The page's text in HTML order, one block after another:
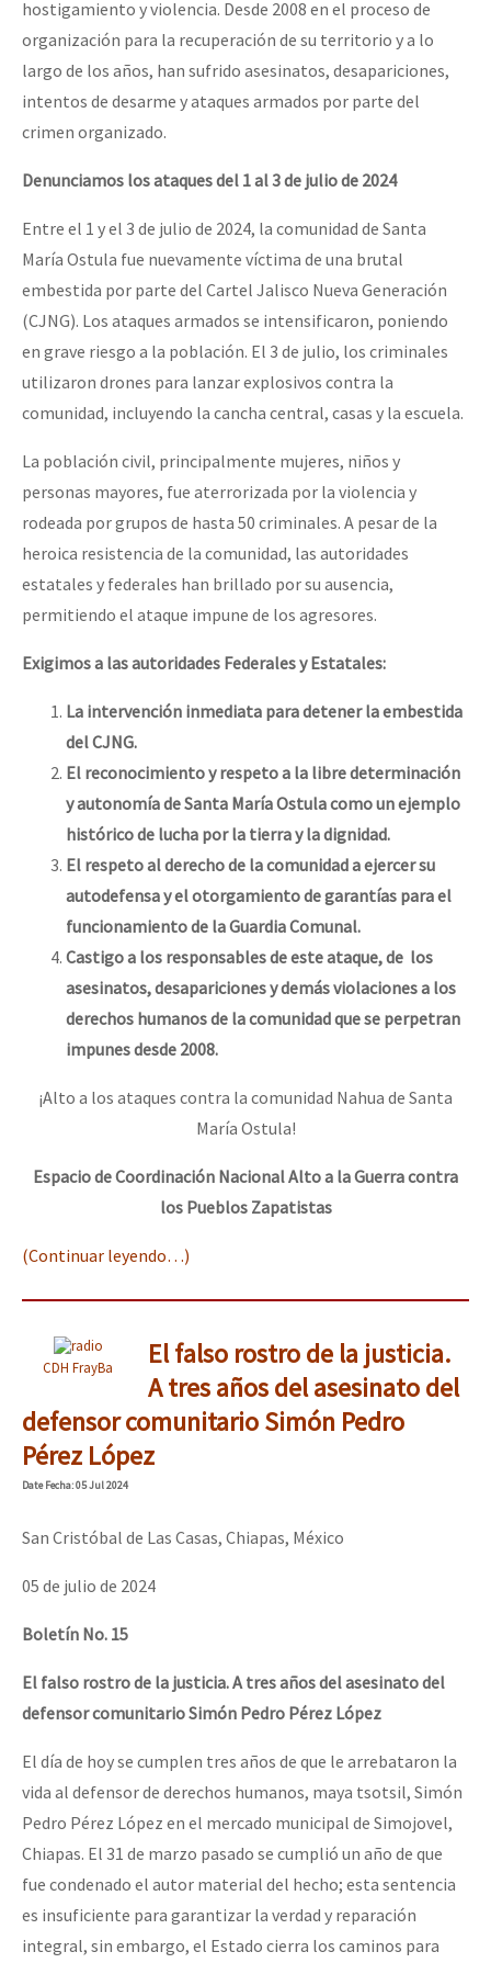
hostigamiento y violencia. Desde 2008 en el proceso de
organización para la recuperación de su territorio y a lo
largo de los años, han sufrido asesinatos, desapariciones,
intentos de desarme y ataques armados por parte del
crimen organizado.
Denunciamos los ataques del 1 al 3 de julio de 2024
Entre el 1 y el 3 de julio de 2024, la comunidad de Santa
María Ostula fue nuevamente víctima de una brutal
embestida por parte del Cartel Jalisco Nueva Generación
(CJNG). Los ataques armados se intensificaron, poniendo
en grave riesgo a la población. El 3 de julio, los criminales
utilizaron drones para lanzar explosivos contra la
comunidad, incluyendo la cancha central, casas y la escuela.
La población civil, principalmente mujeres, niños y
personas mayores, fue aterrorizada por la violencia y
rodeada por grupos de hasta 50 criminales. A pesar de la
heroica resistencia de la comunidad, las autoridades
estatales y federales han brillado por su ausencia,
permitiendo el ataque impune de los agresores.
Exigimos a las autoridades Federales y Estatales:
La intervención inmediata para detener la embestida
del CJNG.
El reconocimiento y respeto a la libre determinación
y autonomía de Santa María Ostula como un ejemplo
histórico de lucha por la tierra y la dignidad.
El respeto al derecho de la comunidad a ejercer su
autodefensa y el otorgamiento de garantías para el
funcionamiento de la Guardia Comunal.
Castigo a los responsables de este ataque, de los
asesinatos, desapariciones y demás violaciones a los
derechos humanos de la comunidad que se perpetran
impunes desde 2008.
¡Alto a los ataques contra la comunidad Nahua de Santa
María Ostula!
Espacio de Coordinación Nacional Alto a la Guerra contra
los Pueblos Zapatistas
(Continuar leyendo…)
CDH FrayBa
El falso rostro de la justicia.
A tres años del asesinato del
defensor comunitario Simón Pedro
Pérez López
DateFecha: 05 Jul 2024
San Cristóbal de Las Casas, Chiapas, México
05 de julio de 2024
Boletín No. 15
El falso rostro de la justicia. A tres años del asesinato del
defensor comunitario Simón Pedro Pérez López
El día de hoy se cumplen tres años de que le arrebataron la
vida al defensor de derechos humanos, maya tsotsil, Simón
Pedro Pérez López en el mercado municipal de Simojovel,
Chiapas. El 31 de marzo pasado se cumplió un año de que
fue condenado el autor material del hecho; esta sentencia
es insuficiente para garantizar la verdad y reparación
integral, sin embargo, el Estado cierra los caminos para